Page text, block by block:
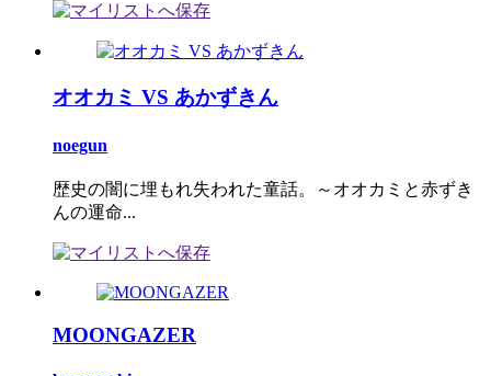
オオカミ VS あかずきん
noegun
歴史の闇に埋もれ失われた童話。～オオカミと赤ずき
んの運命...
MOONGAZER